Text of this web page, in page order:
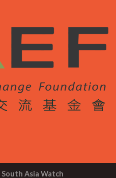
South Asia Watch